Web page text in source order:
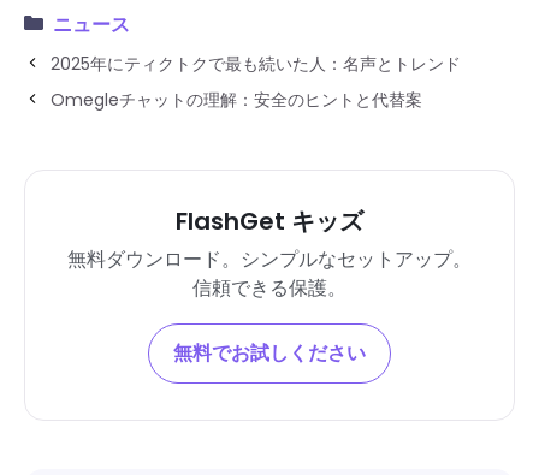
ニュース
2025年にティクトクで最も続いた人：名声とトレンド
Omegleチャットの理解：安全のヒントと代替案
FlashGet キッズ
無料ダウンロード。シンプルなセットアップ。
信頼できる保護。
無料でお試しください